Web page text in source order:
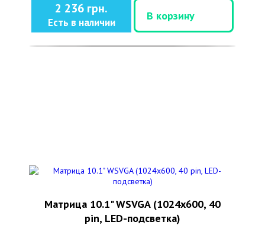
2 236 грн.
Есть в наличии
В корзину
Матрица 10.1" WSVGA (1024x600, 40
pin, LED-подсветка)